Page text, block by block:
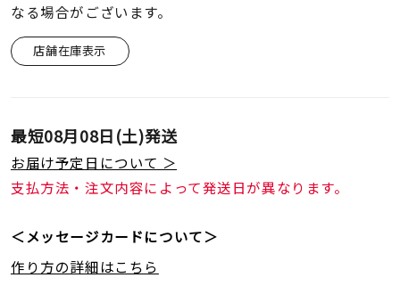
なる場合がございます。
店舗在庫表示
最短08月08日(土)発送
お届け予定日について ＞
支払方法・注文内容によって発送日が異なります。
＜メッセージカードについて＞
作り方の詳細はこちら